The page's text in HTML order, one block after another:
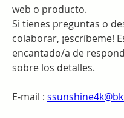
web o producto.
Si tienes preguntas o
colaborar, ¡escríbeme!
encantado/a de
sobre los detalles.
E-mail :